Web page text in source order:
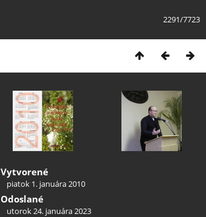
2291/7723
Vytvorené
piatok 1. januára 2010
Odoslané
utorok 24. januára 2023